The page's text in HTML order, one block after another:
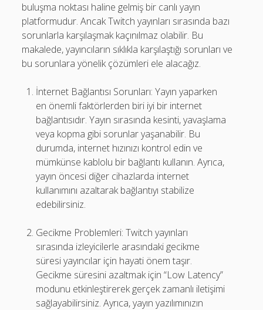
buluşma noktası haline gelmiş bir canlı yayın
platformudur. Ancak Twitch yayınları sırasında bazı
sorunlarla karşılaşmak kaçınılmaz olabilir. Bu
makalede, yayıncıların sıklıkla karşılaştığı sorunları ve
bu sorunlara yönelik çözümleri ele alacağız.
İnternet Bağlantısı Sorunları: Yayın yaparken
en önemli faktörlerden biri iyi bir internet
bağlantısıdır. Yayın sırasında kesinti, yavaşlama
veya kopma gibi sorunlar yaşanabilir. Bu
durumda, internet hızınızı kontrol edin ve
mümkünse kablolu bir bağlantı kullanın. Ayrıca,
yayın öncesi diğer cihazlarda internet
kullanımını azaltarak bağlantıyı stabilize
edebilirsiniz.
Gecikme Problemleri: Twitch yayınları
sırasında izleyicilerle arasındaki gecikme
süresi yayıncılar için hayati önem taşır.
Gecikme süresini azaltmak için “Low Latency”
modunu etkinleştirerek gerçek zamanlı iletişimi
sağlayabilirsiniz. Ayrıca, yayın yazılımınızın